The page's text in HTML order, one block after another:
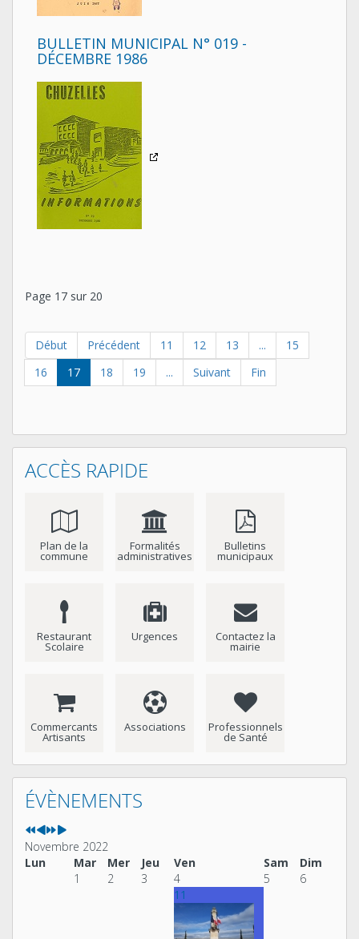
BULLETIN MUNICIPAL N° 019 -
DÉCEMBRE 1986
Page 17 sur 20
Début Précédent 11 12 13 ...
15
16
17 18 19 ... Suivant Fin
ACCÈS RAPIDE
Plan de la
commune
Formalités
administratives
Bulletins
municipaux
Restaurant
Scolaire
Urgences Contactez la
mairie
Commercants
Artisants
Associations Professionnels
de Santé
ÉVÈNEMENTS
Année
précédente
Mois
précédent
Année
suivante
Mois
suivant
Novembre 2022
Lun
Mar Mer Jeu Ven Sam
Dim
1
2 3 4 5 6
11